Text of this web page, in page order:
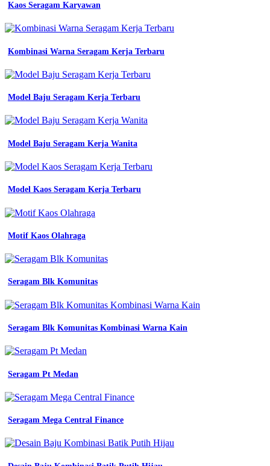
Kaos Seragam Karyawan
Kombinasi Warna Seragam Kerja Terbaru
Model Baju Seragam Kerja Terbaru
Model Baju Seragam Kerja Wanita
Model Kaos Seragam Kerja Terbaru
Motif Kaos Olahraga
Seragam Blk Komunitas
Seragam Blk Komunitas Kombinasi Warna Kain
Seragam Pt Medan
Seragam Mega Central Finance